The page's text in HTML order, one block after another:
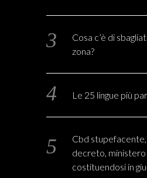
Cosa c’è di
zona?
Le 25 lingue più
Cbd stupefacente,
decreto, ministero
costituendosi in